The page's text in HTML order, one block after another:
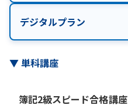
デジタルプラン
▼単科講座
簿記2級スピード合格講座